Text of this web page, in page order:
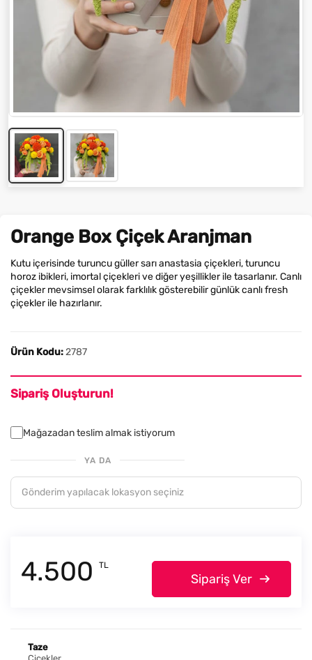
Orange Box Çiçek Aranjman
Kutu içerisinde turuncu güller sarı anastasia çiçekleri, turuncu
horoz ibikleri, imortal çiçekleri ve diğer yeşillikler ile tasarlanır. Canlı
çiçekler mevsimsel olarak farklılık gösterebilir günlük canlı fresh
çiçekler ile hazırlanır.
Ürün Kodu:2787
Sipariş Oluşturun!
Mağazadan teslim almak istiyorum
YA DA
4.500 TL
Sipariş Ver
Taze